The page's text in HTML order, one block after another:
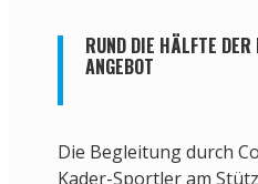
RUND DIE HÄLFTE
ANGEBOT
Die Begleitung durch
Kader-Sportler am